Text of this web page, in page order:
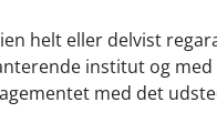
helt eller delvist
institut og
med det